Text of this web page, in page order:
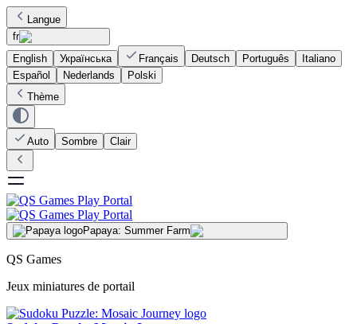
Langue
fr
English
Українська Français Deutsch Português
Italiano
Español
Nederlands
Polski
Thème
Auto Sombre Clair
Papaya: Summer Farm
QS Games
Jeux miniatures de portail